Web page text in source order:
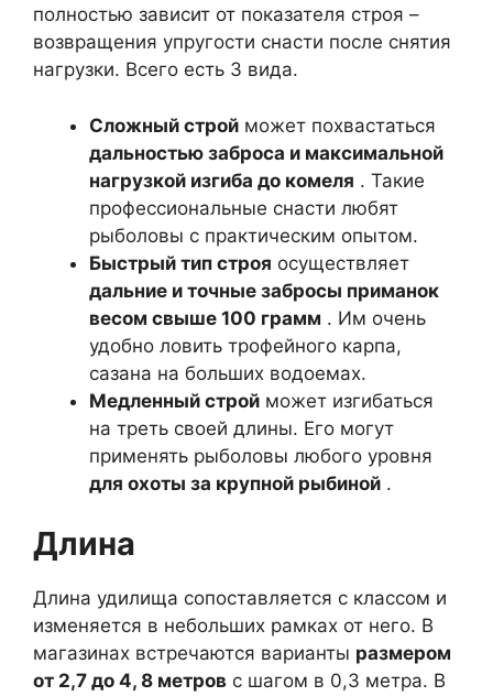
полностью зависит от показателя строя –
возвращения упругости снасти после снятия
нагрузки. Всего есть 3 вида.
Сложный строй может похвастаться
дальностью заброса и максимальной
нагрузкой изгиба до комеля . Такие
профессиональные снасти любят
рыболовы с практическим опытом.
Быстрый тип строя осуществляет
дальние и точные забросы приманок
весом свыше 100 грамм . Им очень
удобно ловить трофейного карпа,
сазана на больших водоемах.
Медленный строй может изгибаться
на треть своей длины. Его могут
применять рыболовы любого уровня
для охоты за крупной рыбиной .
Длина
Длина удилища сопоставляется с классом и
изменяется в небольших рамках от него. В
магазинах встречаются варианты размером
от 2,7 до 4, 8 метров с шагом в 0,3 метра. В